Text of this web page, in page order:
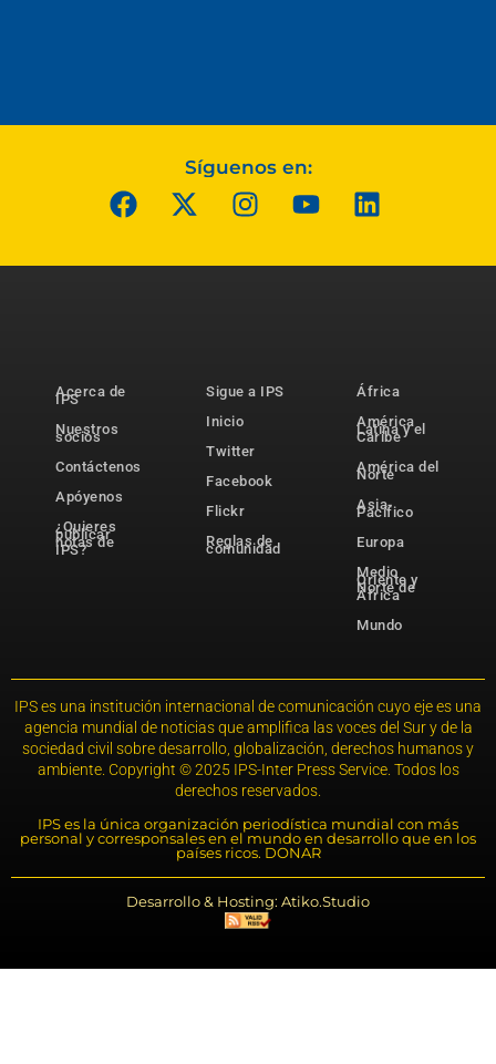
Síguenos en:
Acerca de
IPS
Nuestros
socios
Contáctenos
Apóyenos
¿Quieres
publicar
notas de
IPS?
Sigue a IPS
Inicio
Twitter
Facebook
Flickr
Reglas de
comunidad
África
América
Latina y el
Caribe
América del
Norte
Asia-
Pacífico
Europa
Medio
Oriente y
Norte de
África
Mundo
IPS es una institución internacional de comunicación cuyo eje es una
agencia mundial de noticias que amplifica las voces del Sur y de la
sociedad civil sobre desarrollo, globalización, derechos humanos y
ambiente. Copyright © 2025 IPS-Inter Press Service. Todos los
derechos reservados.
IPS es la única organización periodística mundial con más
personal y corresponsales en el mundo en desarrollo que en los
países ricos. DONAR
Desarrollo & Hosting: Atiko.Studio